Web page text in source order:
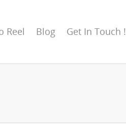
Reel Blog Get In Touch !